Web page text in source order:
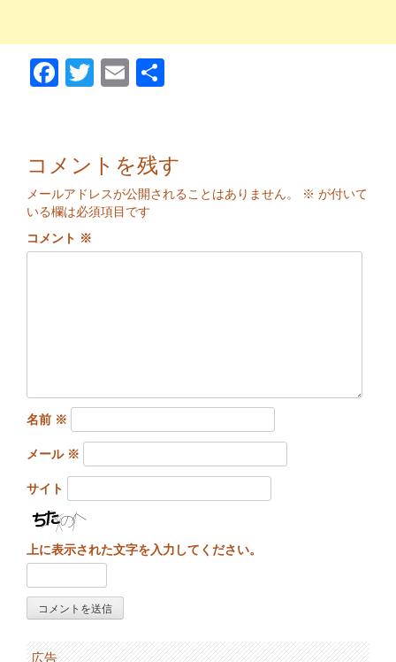
Facebook
Twitter
Email
コメントを残す
メールアドレスが公開されることはありません。 ※ が付いて
いる欄は必須項目です
コメント ※
名前 ※
メール ※
サイト
上に表示された文字を入力してください。
広告